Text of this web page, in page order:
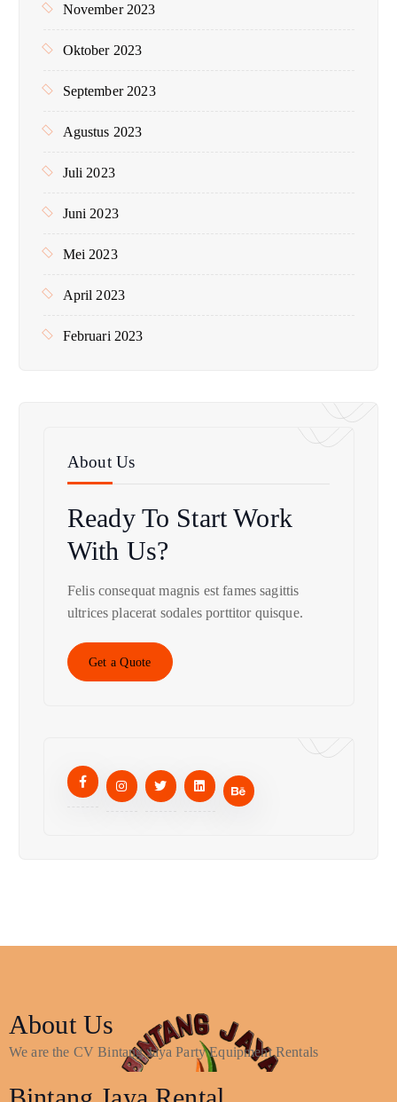
November 2023
Oktober 2023
September 2023
Agustus 2023
Juli 2023
Juni 2023
Mei 2023
April 2023
Februari 2023
About Us
Ready To StartWork
With Us?
Felis consequat magnis est fames sagittis
ultrices placerat sodales porttitor quisque.
Get a Quote
About Us
We are the CV Bintang Jaya Party Equipment Rentals